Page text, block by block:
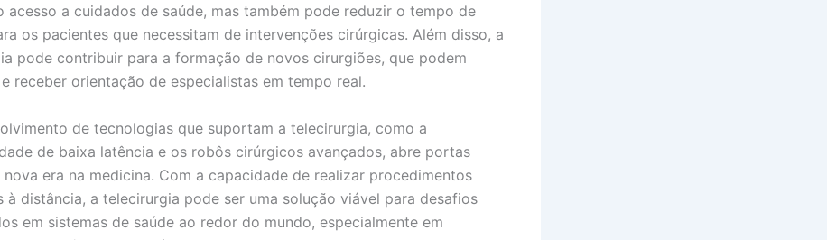
acesso a cuidados de saúde, mas também pode reduzir o tempo de
os pacientes que necessitam de intervenções cirúrgicas. Além disso, a
pode contribuir para a formação de novos cirurgiões, que podem
receber orientação de especialistas em tempo real.
de tecnologias que suportam a telecirurgia, como a
de baixa latência e os robôs cirúrgicos avançados, abre portas
nova era na medicina. Com a capacidade de realizar procedimentos
à distância, a telecirurgia pode ser uma solução viável para desafios
em sistemas de saúde ao redor do mundo, especialmente em